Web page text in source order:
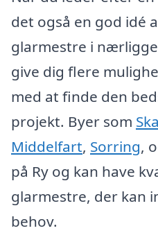
det også en god idé
glarmestre i
give dig flere
med at finde den
projekt. Byer som
Middelfart, Sorring,
på Ry og kan have
glarmestre, der kan
behov.